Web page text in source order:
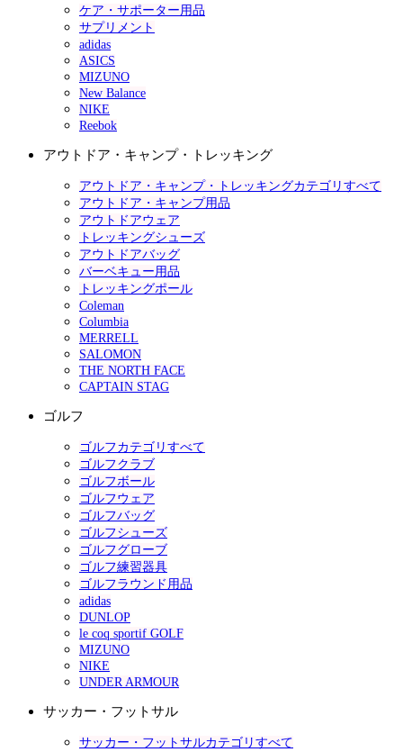
ケア・サポーター用品
サプリメント
adidas
ASICS
MIZUNO
New Balance
NIKE
Reebok
アウトドア・キャンプ・トレッキング
アウトドア・キャンプ・トレッキングカテゴリすべて
アウトドア・キャンプ用品
アウトドアウェア
トレッキングシューズ
アウトドアバッグ
バーベキュー用品
トレッキングポール
Coleman
Columbia
MERRELL
SALOMON
THE NORTH FACE
CAPTAIN STAG
ゴルフ
ゴルフカテゴリすべて
ゴルフクラブ
ゴルフボール
ゴルフウェア
ゴルフバッグ
ゴルフシューズ
ゴルフグローブ
ゴルフ練習器具
ゴルフラウンド用品
adidas
DUNLOP
le coq sportif GOLF
MIZUNO
NIKE
UNDER ARMOUR
サッカー・フットサル
サッカー・フットサルカテゴリすべて